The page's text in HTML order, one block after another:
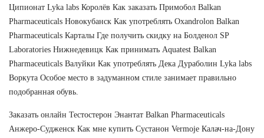
Ципионат Lyka labs Королёв Как заказать Примобол Balkan
Pharmaceuticals Новокубанск Как употреблять Oxandrolon Balkan
Pharmaceuticals Карталы Где получить скидку на Болденол SP
Laboratories Нижнедевицк Как принимать Aquatest Balkan
Pharmaceuticals Валуйки Как употреблять Дека Дураболин Lyka labs
Воркута Особое место в задуманном стиле занимает правильно
подобранная обувь.
Заказать онлайн Тестостерон Энантат Balkan Pharmaceuticals
Анжеро-Судженск Как мне купить Сустанон Vermoje Калач-на-Дону